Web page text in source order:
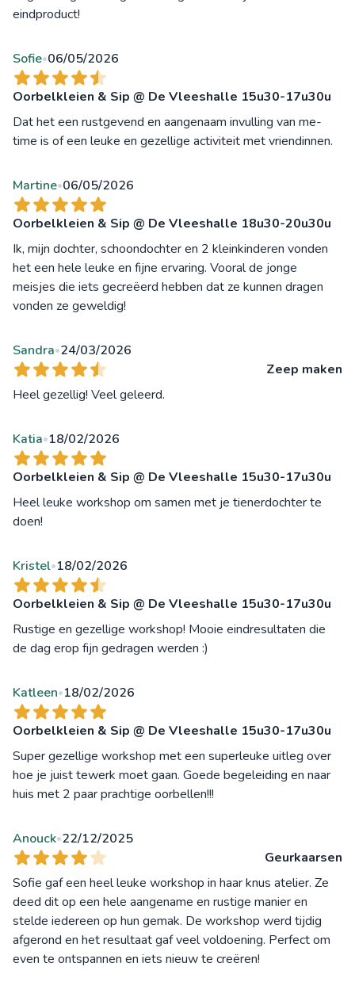
eindproduct!
Sofie•06/05/2026
Oorbelkleien & Sip @ De Vleeshalle 15u30-17u30u
Dat het een rustgevend en aangenaam invulling van me-
time is of een leuke en gezellige activiteit met vriendinnen.
Martine•06/05/2026
Oorbelkleien & Sip @ De Vleeshalle 18u30-20u30u
Ik, mijn dochter, schoondochter en 2 kleinkinderen vonden
het een hele leuke en fijne ervaring. Vooral de jonge
meisjes die iets gecreëerd hebben dat ze kunnen dragen
vonden ze geweldig!
Sandra•24/03/2026
Zeep maken
Heel gezellig! Veel geleerd.
Katia•18/02/2026
Oorbelkleien & Sip @ De Vleeshalle 15u30-17u30u
Heel leuke workshop om samen met je tienerdochter te
doen!
Kristel•18/02/2026
Oorbelkleien & Sip @ De Vleeshalle 15u30-17u30u
Rustige en gezellige workshop! Mooie eindresultaten die
de dag erop fijn gedragen werden :)
Katleen•18/02/2026
Oorbelkleien & Sip @ De Vleeshalle 15u30-17u30u
Super gezellige workshop met een superleuke uitleg over
hoe je juist tewerk moet gaan. Goede begeleiding en naar
huis met 2 paar prachtige oorbellen!!!
Anouck•22/12/2025
Geurkaarsen
Sofie gaf een heel leuke workshop in haar knus atelier. Ze
deed dit op een hele aangename en rustige manier en
stelde iedereen op hun gemak. De workshop werd tijdig
afgerond en het resultaat gaf veel voldoening. Perfect om
even te ontspannen en iets nieuw te creëren!